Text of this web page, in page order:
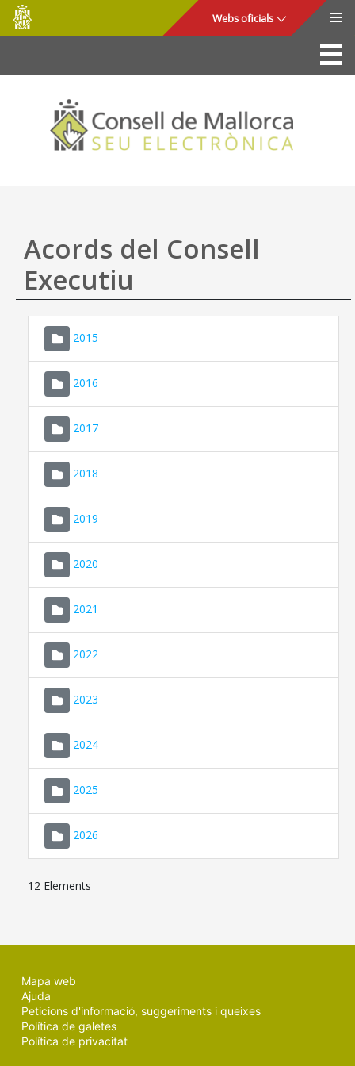
Salta al contingut principal
Consell
de
Mallorca
Webs oficials
La Seu
Consell de Mallorca
Accés i seguretat
Utilitats
Ajuda
Acords del Consell
Executiu
2015
2016
2017
2018
2019
2020
2021
2022
2023
2024
2025
2026
12 Elements
Mapa web
Ajuda
Peticions d'informació, suggeriments i queixes
Política de galetes
Política de privacitat